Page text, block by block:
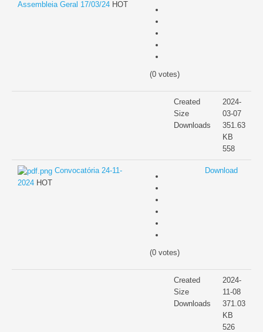
Assembleia Geral 17/03/24 HOT
(0 votes)
Created
Size
Downloads
2024-
03-07
351.63
KB
558
Convocatória 24-11-
2024 HOT
(0 votes)
Download
Created
Size
Downloads
2024-
11-08
371.03
KB
526